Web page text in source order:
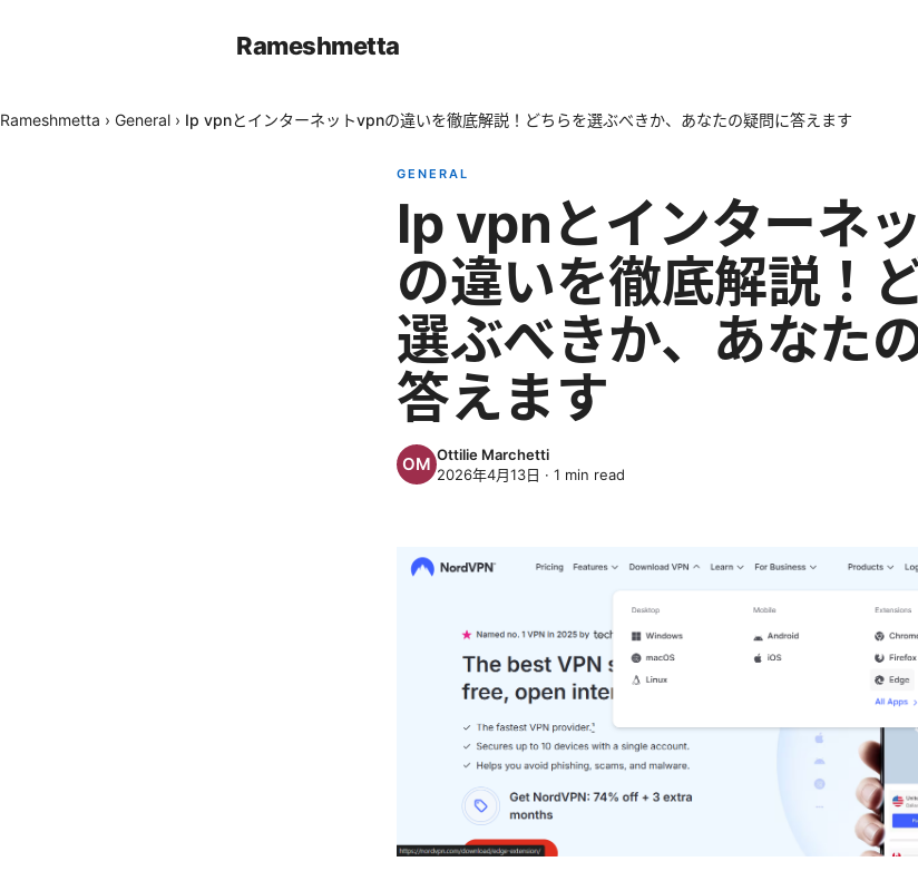
Rameshmetta
Rameshmetta › General › Ip vpnとインターネットvpnの違いを徹底解説！どちらを選ぶべきか、あなたの疑問に答えます
GENERAL
Ip vpnとインターネ
の違いを徹底解説！
選ぶべきか、あなた
答えます
Ottilie Marchetti
2026年4月13日 · 1 min read